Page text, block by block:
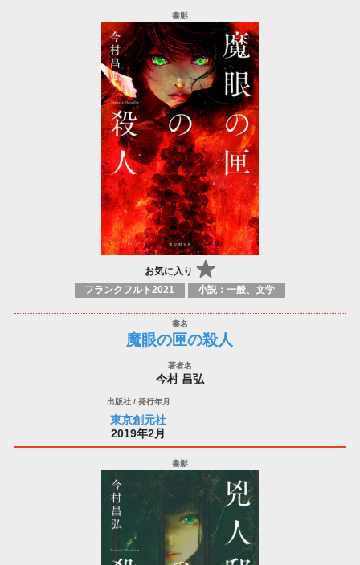
お気に入り
フランクフルト2021 小説：一般、文学
魔眼の匣の殺人
今村 昌弘
東京創元社
2019年2月